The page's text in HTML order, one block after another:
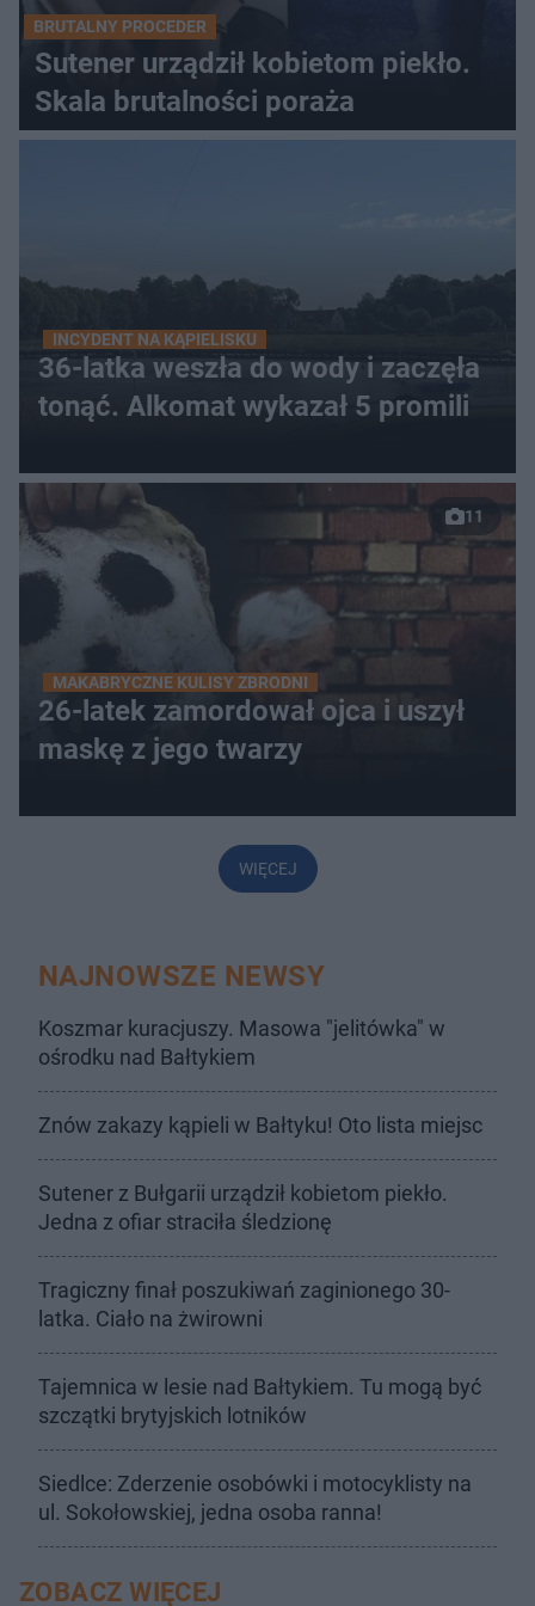
BRUTALNY PROCEDER
Sutener urządził kobietom piekło.
Skala brutalności poraża
INCYDENT NA KĄPIELISKU
36-latka weszła do wody i zaczęła
tonąć. Alkomat wykazał 5 promili
11
MAKABRYCZNE KULISY ZBRODNI
26-latek zamordował ojca i uszył
maskę z jego twarzy
WIĘCEJ
NAJNOWSZE NEWSY
Koszmar kuracjuszy. Masowa "jelitówka" w
ośrodku nad Bałtykiem
Znów zakazy kąpieli w Bałtyku! Oto lista miejsc
Sutener z Bułgarii urządził kobietom piekło.
Jedna z ofiar straciła śledzionę
Tragiczny finał poszukiwań zaginionego 30-
latka. Ciało na żwirowni
Tajemnica w lesie nad Bałtykiem. Tu mogą być
szczątki brytyjskich lotników
Siedlce: Zderzenie osobówki i motocyklisty na
ul. Sokołowskiej, jedna osoba ranna!
ZOBACZ WIĘCEJ